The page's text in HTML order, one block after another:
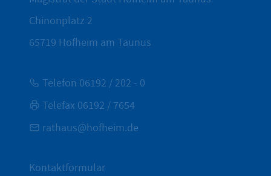
Chinonplatz 2
65719 Hofheim am Taunus
Telefon 06192 / 202 - 0
Telefax 06192 / 7654
rathaus@hofheim.de
Kontaktformular